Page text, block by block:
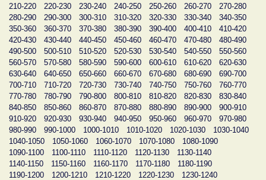
210-220
220-230 230-240 240-250 250-260 260-270
270-280
280-290
290-300 300-310 310-320 320-330 330-340
340-350
350-360
360-370 370-380 380-390 390-400 400-410
410-420
420-430
430-440 440-450 450-460 460-470 470-480
480-490
490-500
500-510 510-520 520-530 530-540 540-550
550-560
560-570
570-580 580-590 590-600 600-610 610-620
620-630
630-640
640-650 650-660 660-670 670-680 680-690
690-700
700-710
710-720 720-730 730-740 740-750 750-760
760-770
770-780
780-790 790-800 800-810 810-820 820-830
830-840
840-850
850-860 860-870 870-880 880-890 890-900
900-910
910-920
920-930 930-940 940-950 950-960 960-970
970-980
980-990
990-1000 1000-1010 1010-1020 1020-1030
1030-1040
1040-1050
1050-1060 1060-1070 1070-1080
1080-1090
1090-1100
1100-1110 1110-1120 1120-1130
1130-1140
1140-1150
1150-1160 1160-1170 1170-1180
1180-1190
1190-1200
1200-1210 1210-1220 1220-1230
1230-1240